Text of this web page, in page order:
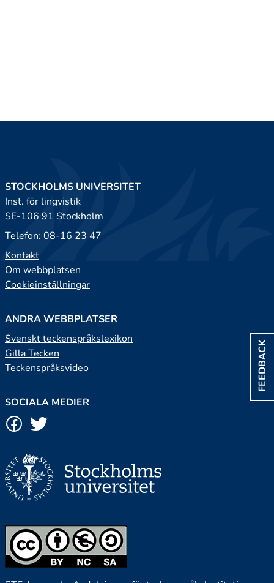
FEEDBACK
STOCKHOLMS UNIVERSITET
Inst. för lingvistik
SE-106 91 Stockholm
Telefon: 08-16 23 47
Kontakt
Om webbplatsen
Cookieinställningar
ANDRA WEBBPLATSER
Svenskt teckenspråkslexikon
Gilla Tecken
Teckenspråksvideo
SOCIALA MEDIER